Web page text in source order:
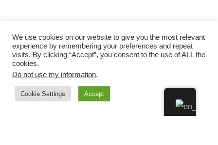
We use cookies on our website to give you the most relevant
experience by remembering your preferences and repeat
visits. By clicking “Accept”, you consent to the use of ALL the
cookies.
Do not use my information.
Cookie Settings Accept